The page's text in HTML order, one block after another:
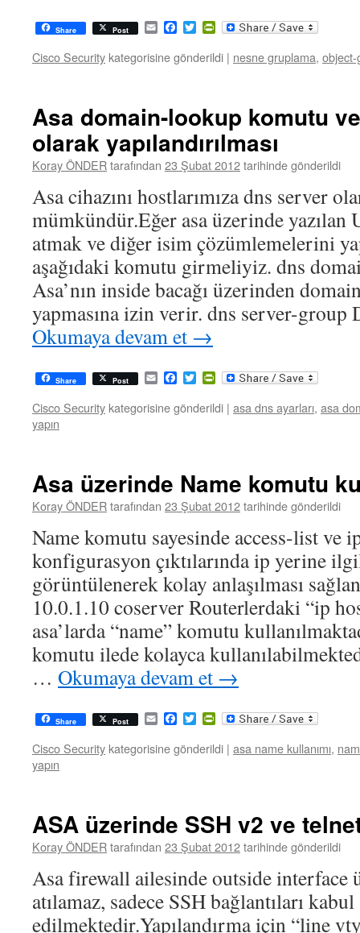
Share Post EmailFacebook
TwitterPrintFriendly
Cisco Security kategorisine gönderildi | nesne gruplama,
Asa domain-lookup komutu
olarak yapılandırılması
Koray ÖNDERtarafından 23 Şubat 2012tarihinde gönderildi
Asa cihazını hostlarımıza dns server
mümkündür.Eğer asa üzerinde
atmak ve diğer isim çözümlemelerini
aşağıdaki komutu girmeliyiz. dns
Asa’nın inside bacağı üzerinden
yapmasına izin verir. dns server-
Okumaya devam et →
Share Post EmailFacebook
TwitterPrintFriendly
Cisco Security kategorisine gönderildi | asa dns ayarları, asa
yapın
Asa üzerinde Name komutu
Koray ÖNDERtarafından 23 Şubat 2012tarihinde gönderildi
Name komutu sayesinde access-list ve
konfigurasyon çıktılarında ip yerine
görüntülenerek kolay anlaşılması
10.0.1.10 coserver Routerlerdaki “ip
asa’larda “name” komutu
komutu ilede kolayca
… Okumaya devam et →
Share Post EmailFacebook
TwitterPrintFriendly
Cisco Security kategorisine gönderildi | asa name kullanımı,
yapın
ASA üzerinde SSH v2 ve
Koray ÖNDERtarafından 23 Şubat 2012tarihinde gönderildi
Asa firewall ailesinde outside interface
atılamaz, sadece SSH bağlantıları kabul
edilmektedir.Yapılandırma için “line